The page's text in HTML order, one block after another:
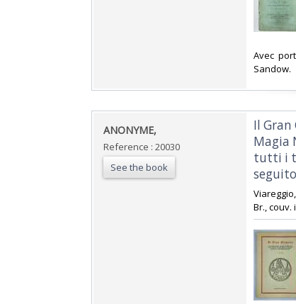
‎Avec
Sandow. ‎
‎ANONYME,‎
Reference : 20030
See the book
‎Il Gran
Magia
tutti i
Br., couv.